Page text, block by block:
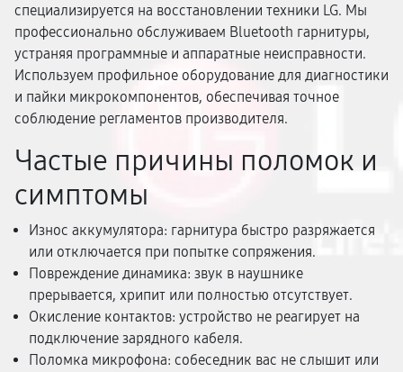
специализируется на восстановлении техники LG. Мы
профессионально обслуживаем Bluetooth гарнитуры,
устраняя программные и аппаратные неисправности.
Используем профильное оборудование для диагностики
и пайки микрокомпонентов, обеспечивая точное
соблюдение регламентов производителя.
Частые причины поломок и
симптомы
Износ аккумулятора: гарнитура быстро разряжается
или отключается при попытке сопряжения.
Повреждение динамика: звук в наушнике
прерывается, хрипит или полностью отсутствует.
Окисление контактов: устройство не реагирует на
подключение зарядного кабеля.
Поломка микрофона: собеседник вас не слышит или